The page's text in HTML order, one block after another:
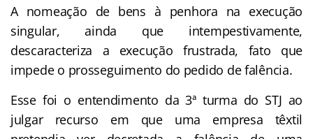
A nomeação de bens à penhora na execução
singular, ainda que intempestivamente,
descaracteriza a execução frustrada, fato que
impede o prosseguimento do pedido de falência.
Esse foi o entendimento da 3ª turma do STJ ao
julgar recurso em que uma empresa têxtil